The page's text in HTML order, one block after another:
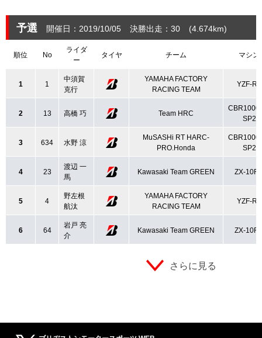
予選 開催日：2019/10/05 決勝出走：30 (4.674km)
順位 No
ライダ
ー
タイヤ チーム マシン
1 1
中須賀
克行
YAMAHA FACTORY
RACING TEAM
YZF-R1
2 13 高橋 巧 Team HRC
SP2
3 634 水野 涼
MuSASHi RT HARC-
PRO.Honda
SP2
4 23
渡辺 一
馬
Kawasaki Team GREEN ZX-
5 4
野左根
航汰
YAMAHA FACTORY
RACING TEAM
YZF-R1
6 64
岩戸 亮
介
Kawasaki Team GREEN ZX-
さらに見る